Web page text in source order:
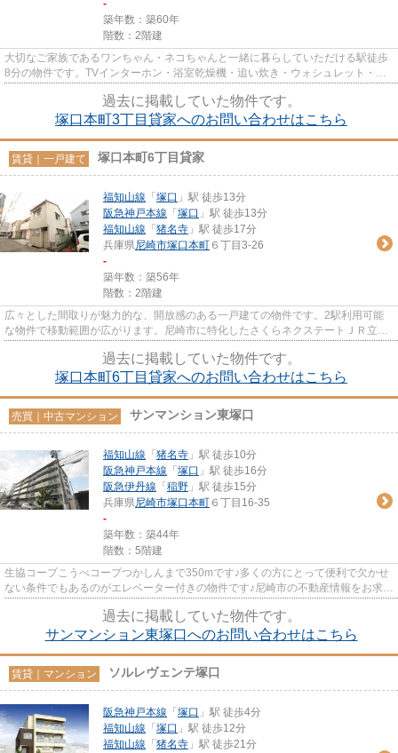
-
築年数：築60年
階数：2階建
大切なご家族であるワンちゃん・ネコちゃんと一緒に暮らしていただける駅徒歩
8分の物件です。TVインターホン・浴室乾燥機・追い炊き・ウォシュレット・湯
過去に掲載していた物件です。
塚口本町3丁目貸家へのお問い合わせはこちら
賃貸｜一戸建て 塚口本町6丁目貸家
福知山線 「 塚口 」駅 徒歩13分
阪急神戸本線 「 塚口 」駅 徒歩13分
福知山線 「 猪名寺 」駅 徒歩17分
兵庫県尼崎市塚口本町 ６丁目3-26
-
築年数：築56年
階数：2階建
広々とした間取りが魅力的な、開放感のある一戸建ての物件です。2駅利用可能
な物件で移動範囲が広がります。尼崎市に特化したさくらネクステートＪＲ立花
過去に掲載していた物件です。
塚口本町6丁目貸家へのお問い合わせはこちら
売買｜中古マンション サンマンション東塚口
福知山線 「 猪名寺 」駅 徒歩10分
阪急神戸本線 「 塚口 」駅 徒歩16分
阪急伊丹線 「 稲野 」駅 徒歩15分
兵庫県尼崎市塚口本町 ６丁目16-35
-
築年数：築44年
階数：5階建
生協コープこうべコープつかしんまで350mです♪多くの方にとって便利で欠かせ
ない条件でもあるのがエレベーター付きの物件です♪尼崎市の不動産情報をお求め
過去に掲載していた物件です。
サンマンション東塚口へのお問い合わせはこちら
賃貸｜マンション ソルレヴェンテ塚口
阪急神戸本線 「 塚口 」駅 徒歩4分
福知山線 「 塚口 」駅 徒歩12分
福知山線 「 猪名寺 」駅 徒歩21分